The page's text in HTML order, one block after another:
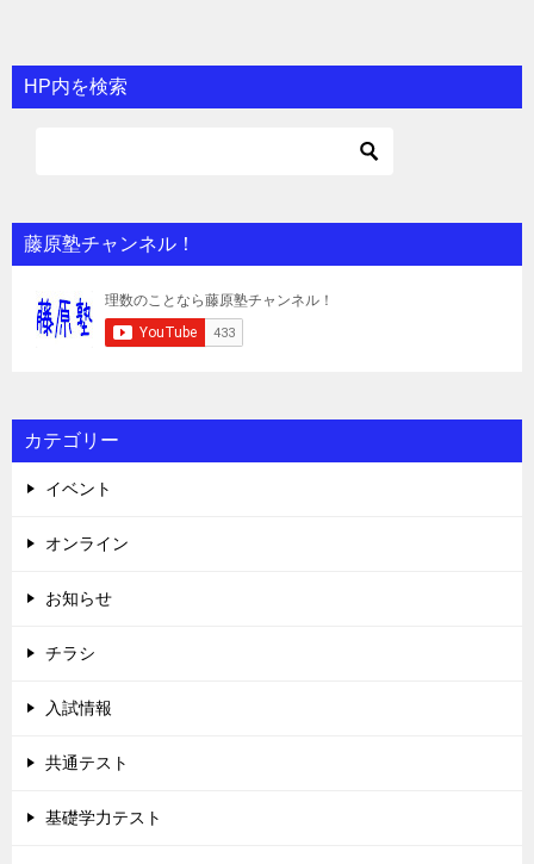
HP内を検索
藤原塾チャンネル！
カテゴリー
イベント
オンライン
お知らせ
チラシ
入試情報
共通テスト
基礎学力テスト